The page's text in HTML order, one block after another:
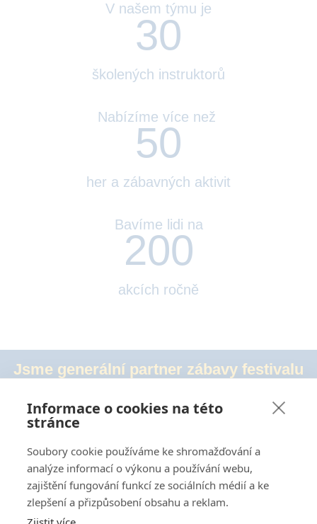
V našem týmu je
školených instruktorů
30
Nabízíme více než
her a zábavných aktivit
50
Bavíme lidi na
akcích ročně
200
Jsme generální partner zábavy festivalu
Mgr. David Wardas
Informace o cookies na této
stránce
Soubory cookie používáme ke shromažďování a
analýze informací o výkonu a používání webu,
zajištění fungování funkcí ze sociálních médií a ke
zlepšení a přizpůsobení obsahu a reklam.